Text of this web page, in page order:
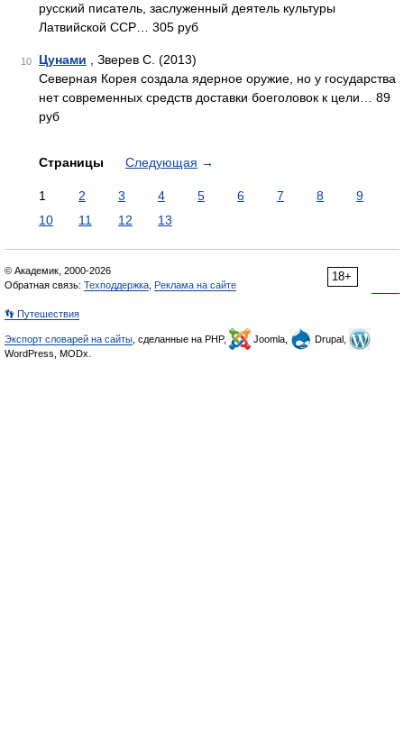
русский писатель, заслуженный деятель культуры
Латвийской ССР… 305 руб
10 Цунами , Зверев С. (2013)
Северная Корея создала ядерное оружие, но у государства
нет современных средств доставки боеголовок к цели… 89
руб
Страницы Следующая →
1 2 3 4 5 6 7 8
9
10
11 12 13
18+
© Академик, 2000-2026
Обратная связь: Техподдержка Реклама на сайте
👣 Путешествия
Экспорт словарей на сайты , сделанные на PHP, Joomla,
Drupal,
WordPress, MODx.